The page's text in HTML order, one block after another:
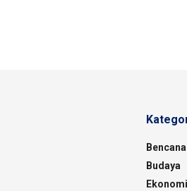
Bencana
Budaya
Ekonomi